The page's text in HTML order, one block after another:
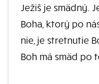
Ježiš je smädný.
Boha, ktorý po
nie, je stretnutie
Boh má smäd po